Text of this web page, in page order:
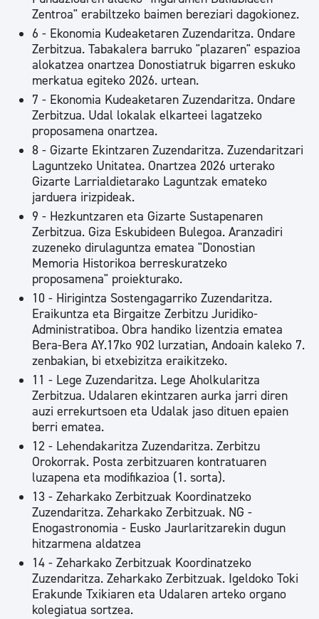
Zentroa" erabiltzeko baimen bereziari dagokionez.
6 - Ekonomia Kudeaketaren Zuzendaritza. Ondare
Zerbitzua. Tabakalera barruko "plazaren" espazioa
alokatzea onartzea Donostiatruk bigarren eskuko
merkatua egiteko 2026. urtean.
7 - Ekonomia Kudeaketaren Zuzendaritza. Ondare
Zerbitzua. Udal lokalak elkarteei lagatzeko
proposamena onartzea.
8 - Gizarte Ekintzaren Zuzendaritza. Zuzendaritzari
Laguntzeko Unitatea. Onartzea 2026 urterako
Gizarte Larrialdietarako Laguntzak emateko
jarduera irizpideak.
9 - Hezkuntzaren eta Gizarte Sustapenaren
Zerbitzua. Giza Eskubideen Bulegoa. Aranzadiri
zuzeneko dirulaguntza ematea "Donostian
Memoria Historikoa berreskuratzeko
proposamena" proiekturako.
10 - Hirigintza Sostengagarriko Zuzendaritza.
Eraikuntza eta Birgaitze Zerbitzu Juridiko-
Administratiboa. Obra handiko lizentzia ematea
Bera-Bera AY.17ko 902 lurzatian, Andoain kaleko 7.
zenbakian, bi etxebizitza eraikitzeko.
11 - Lege Zuzendaritza. Lege Aholkularitza
Zerbitzua. Udalaren ekintzaren aurka jarri diren
auzi errekurtsoen eta Udalak jaso dituen epaien
berri ematea.
12 - Lehendakaritza Zuzendaritza. Zerbitzu
Orokorrak. Posta zerbitzuaren kontratuaren
luzapena eta modifikazioa (1. sorta).
13 - Zeharkako Zerbitzuak Koordinatzeko
Zuzendaritza. Zeharkako Zerbitzuak. NG -
Enogastronomia - Eusko Jaurlaritzarekin dugun
hitzarmena aldatzea
14 - Zeharkako Zerbitzuak Koordinatzeko
Zuzendaritza. Zeharkako Zerbitzuak. Igeldoko Toki
Erakunde Txikiaren eta Udalaren arteko organo
kolegiatua sortzea.